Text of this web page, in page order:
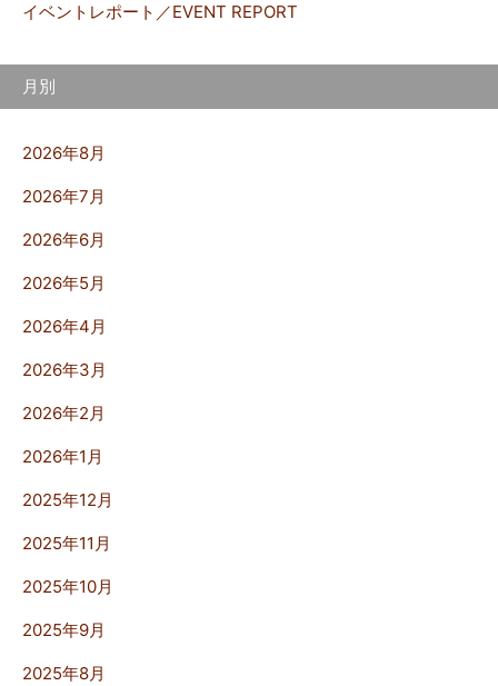
イベントレポート／EVENT REPORT
月別
2026年8月
2026年7月
2026年6月
2026年5月
2026年4月
2026年3月
2026年2月
2026年1月
2025年12月
2025年11月
2025年10月
2025年9月
2025年8月